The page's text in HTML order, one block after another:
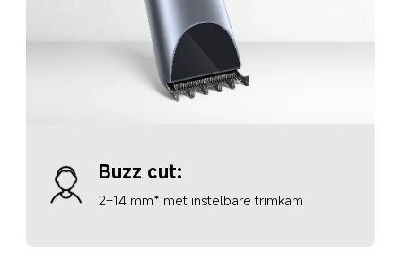
Buzz cut:
2–14 mm* met instelbare trimkam